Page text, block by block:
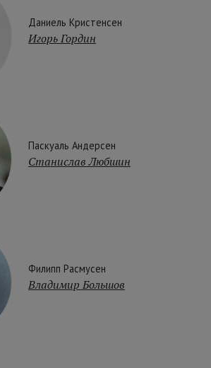
Даниель Кристенсен
Игорь Гордин
Паскуаль Андерсен
Станислав Любшин
Филипп Расмусен
Владимир Большов